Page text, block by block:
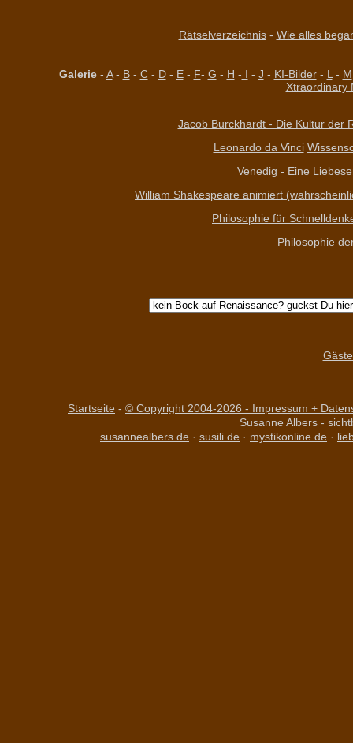
Rätselverzeichnis- Wie alles
Galerie- A- B- C- D- E- F- G - H - I - J - KI-Bilder- L - M
Xtraordinary
Jacob Burckhardt - Die Kultur der
Leonardo da Vinci
Venedig - Eine
William Shakespeare animiert
Philosophie für
Philosophie
Startseite - © Copyright 2004-2026 - Impressum +
Susanne Albers -
susannealbers.de · susili.de · mystikonline.de ·